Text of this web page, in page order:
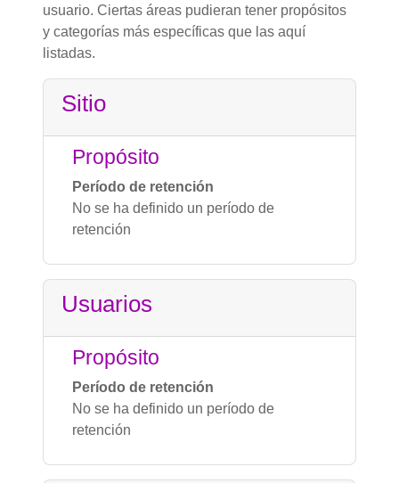
usuario. Ciertas áreas pudieran tener propósitos
y categorías más específicas que las aquí
listadas.
Sitio
Propósito
Período de retención
No se ha definido un período de
retención
Usuarios
Propósito
Período de retención
No se ha definido un período de
retención